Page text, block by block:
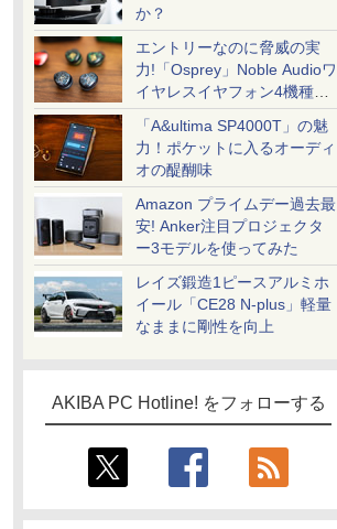
か？
エントリーなのに脅威の実
力!「Osprey」Noble Audioワ
イヤレスイヤフォン4機種を
一気に聴く
「A&ultima SP4000T」の魅
力！ポケットに入るオーディ
オの醍醐味
Amazon プライムデー過去最
安! Anker注目プロジェクタ
ー3モデルを使ってみた
レイズ鍛造1ピースアルミホ
イール「CE28 N-plus」軽量
なままに剛性を向上
AKIBA PC Hotline! をフォローする